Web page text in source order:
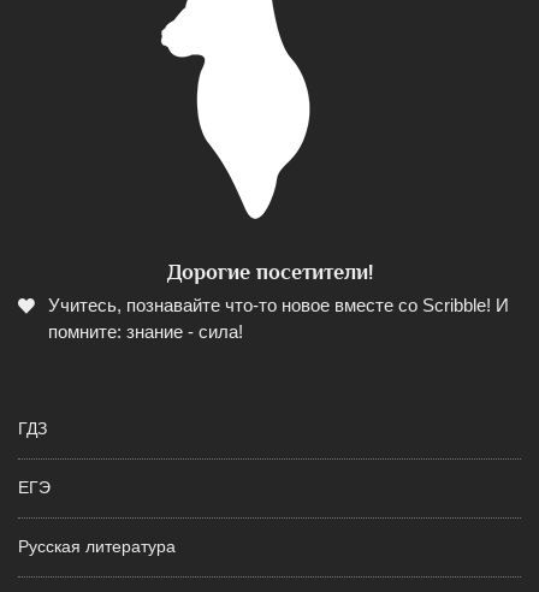
Дорогие посетители!
Учитесь, познавайте что-то новое вместе со Scribble! И
помните: знание - сила!
ГДЗ
ЕГЭ
Русская литература